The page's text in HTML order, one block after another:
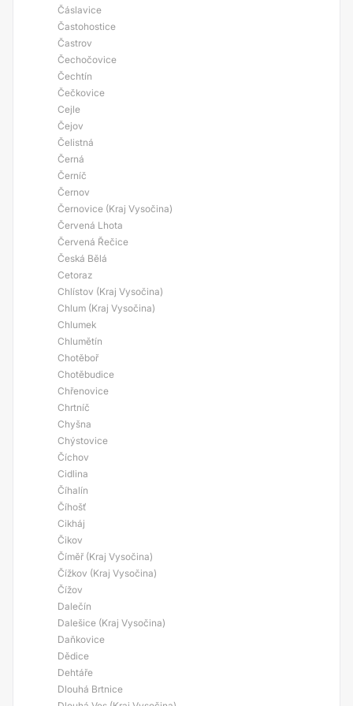
Čáslavice
Častohostice
Častrov
Čechočovice
Čechtín
Čečkovice
Cejle
Čejov
Čelistná
Černá
Černíč
Černov
Černovice (Kraj Vysočina)
Červená Lhota
Červená Řečice
Česká Bělá
Cetoraz
Chlístov (Kraj Vysočina)
Chlum (Kraj Vysočina)
Chlumek
Chlumětín
Chotěboř
Chotěbudice
Chřenovice
Chrtníč
Chyšna
Chýstovice
Číchov
Cidlina
Číhalín
Číhošť
Cikháj
Čikov
Číměř (Kraj Vysočina)
Čížkov (Kraj Vysočina)
Čížov
Dalečín
Dalešice (Kraj Vysočina)
Daňkovice
Dědice
Dehtáře
Dlouhá Brtnice